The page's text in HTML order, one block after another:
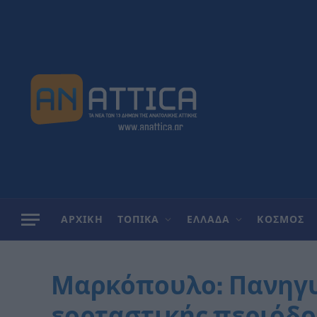
ΑΡΧΙΚΗ ΤΟΠΙΚΑ ΕΛΛΑΔΑ ΚΟΣΜΟΣ
Μαρκόπουλο: